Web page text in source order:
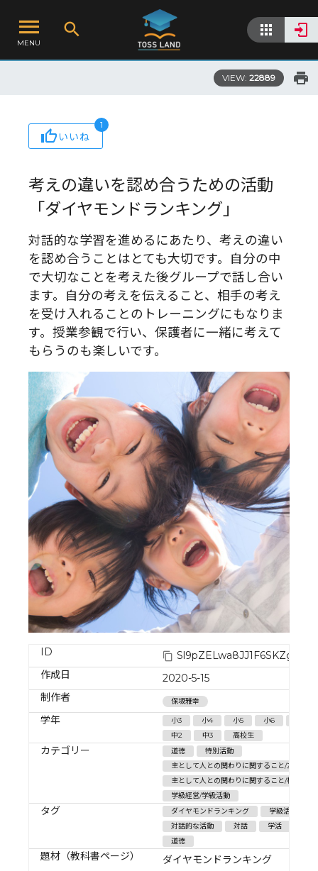
MENU
VIEW: 22889
いいね
1
考えの違いを認め合うための活動
「ダイヤモンドランキング」
対話的な学習を進めるにあたり、考えの違い
を認め合うことはとても大切です。自分の中
で大切なことを考えた後グループで話し合い
ます。自分の考えを伝えること、相手の考え
を受け入れることのトレーニングにもなりま
す。授業参観で行い、保護者に一緒に考えて
もらうのも楽しいです。
ID
Sl9pZELwa8JJ1F6SKZgG
作成日
2020-5-15
制作者
保坂雅幸
学年 小3 小4 小5 小6
中2
中3 高校生
カテゴリー 道徳
特別活動
主として人との関わりに関すること/友情,信頼
主として人との関わりに関すること/相互理解
学級経営/学級活動
タグ ダイヤモンドランキング
学級活動
対話的な活動
対話 学活
道徳
題材（教科書ページ）
ダイヤモンドランキング